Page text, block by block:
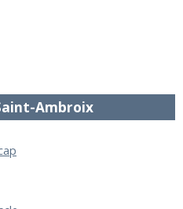
Ambroix